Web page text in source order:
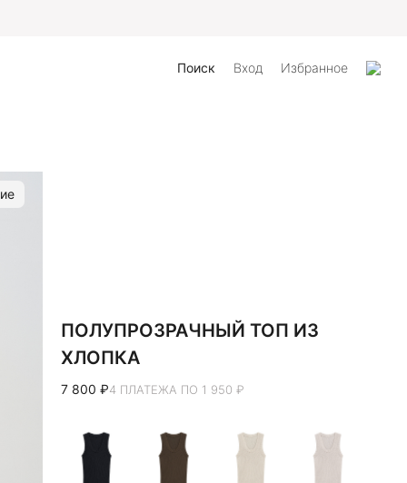
Поиск Вход Избранное
ПОЛУПРОЗРАЧНЫЙ ТОП ИЗ
ХЛОПКА
7 800 ₽4 ПЛАТЕЖА ПО 1 950 ₽